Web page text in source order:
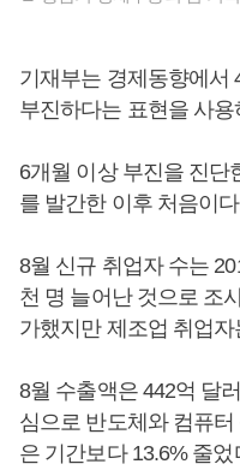
기재부는 경제동향에서
부진하다는 표현을 사
6개월 이상 부진을 진단
를 발간한 이후 처음이
8월 신규 취업자 수는
천 명 늘어난 것으로 조
가했지만 제조업 취업
8월 수출액은 442억 달
심으로 반도체와 컴퓨
은 기간보다 13.6% 줄었